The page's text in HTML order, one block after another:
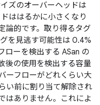
ズのオーバーヘッドは
ははるかに小さくなり
論的です。取り得るタグ
を見逃す可能性は 0.4%
ローを検出する ASan の
後の使用を検出する容量
ーフローがどれくらい大
い前に割り当て解除され
はありません。これによ